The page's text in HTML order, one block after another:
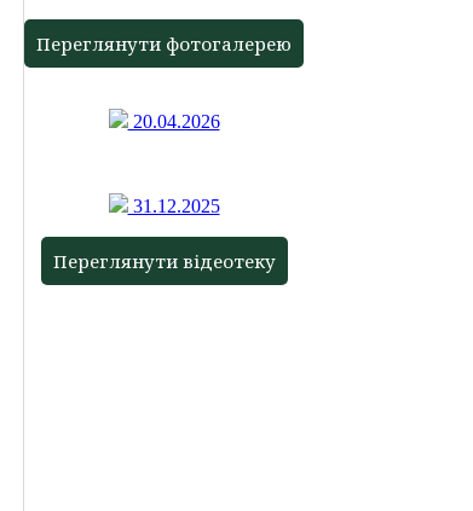
Переглянути фотогалерею
20.04.2026
31.12.2025
Переглянути відеотеку